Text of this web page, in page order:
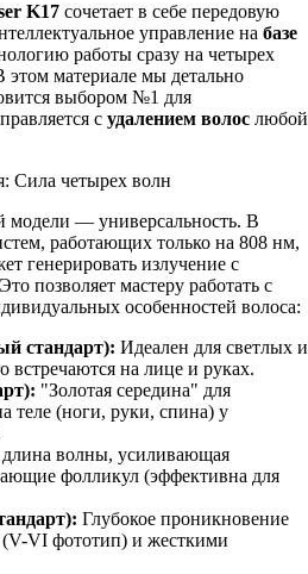
K17 сочетает в себе передовую
управление на базе
работы сразу на четырех
материале мы детально
выбором №1 для
с удалением волос любой
Сила четырех волн
модели — универсальность. В
работающих только на 808 нм,
генерировать излучение с
позволяет мастеру работать с
особенностей волоса:
стандарт): Идеален для светлых и
встречаются на лице и руках.
"Золотая середина" для
теле (ноги, руки, спина) у
длина волны, усиливающая
фолликул (эффективна для
Глубокое проникновение
VI фототип) и жесткими